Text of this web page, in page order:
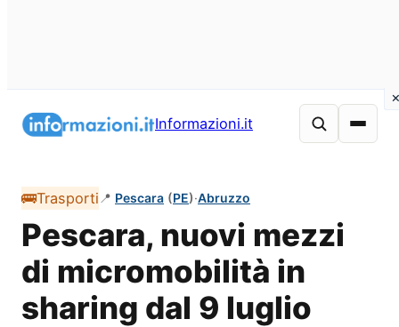
Informazioni.it
🚌Trasporti 📍 Pescara (PE)·Abruzzo
Pescara, nuovi mezzi
di micromobilità in
sharing dal 9 luglio